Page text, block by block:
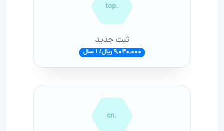
.top
ثبت جدید
9,040,000 ریال/ 1 سال
.cn